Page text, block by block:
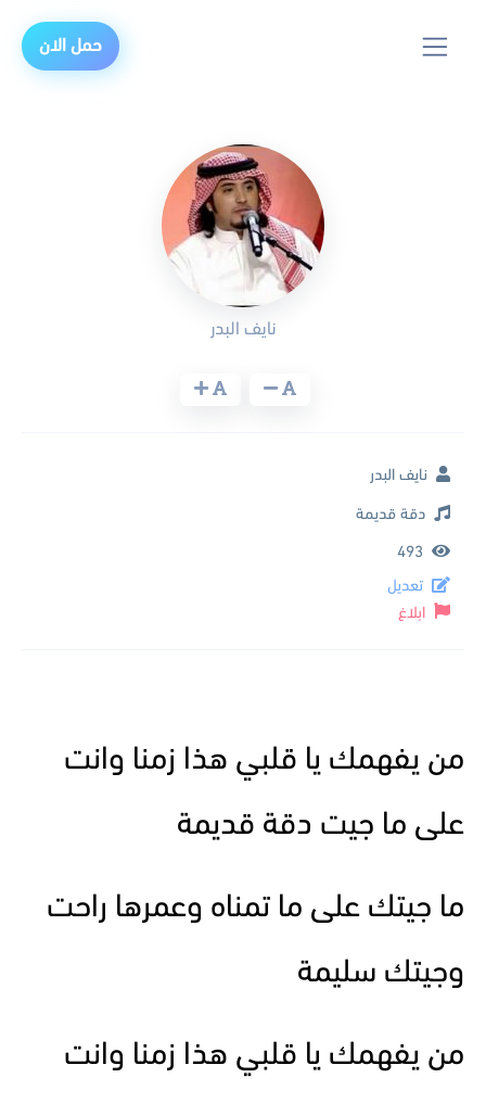
حمل الان
من يفهمك يا قلبي هذا زمنا وانت
على ما جيت دقة قديمة
ما جيتك على ما تمناه وعمرها راحت
وجيتك سليمة
من يفهمك يا قلبي هذا زمنا وانت
نايف البدر
نايف البدر
دقة قديمة
493
تعديل
ابلاغ